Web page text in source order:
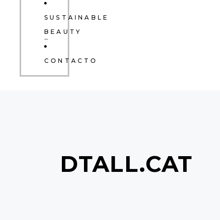
SUSTAINABLE
BEAUTY
CONTACTO
DTALL.CAT